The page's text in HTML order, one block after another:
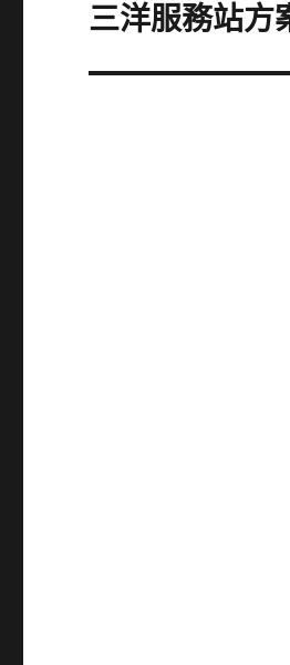
下
篇
三洋服務站方